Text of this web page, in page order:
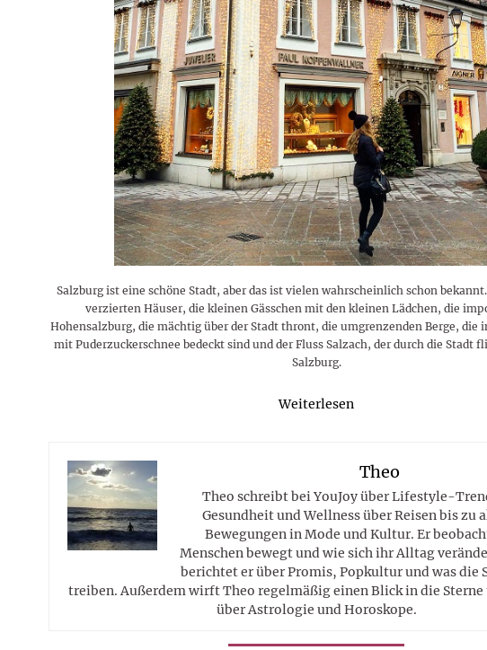
Stars 2026
MORE
MORE
dahintersteckt und was bei
Plattformen zu beachten ist
MORE
MORE
Sternzeichen
MORE
Jahre
MORE
Salzburg ist eine schöne Stadt, aber das ist vielen wahrscheinlich schon
verzierten Häuser, die kleinen Gässchen mit den kleinen Lädchen, die
Hohensalzburg, die mächtig über der Stadt thront, die umgrenzenden Berge, die
mit Puderzuckerschnee bedeckt sind und der Fluss Salzach, der durch die Stadt
Salzburg.
Weiterlesen
Theo
Theo schreibt bei YouJoy über Lifestyle-
Gesundheit und Wellness über Reisen bis zu
Bewegungen in Mode und Kultur. Er
Menschen bewegt und wie sich ihr Alltag
berichtet er über Promis, Popkultur und was die
treiben. Außerdem wirft Theo regelmäßig einen Blick in die
über Astrologie und Horoskope.